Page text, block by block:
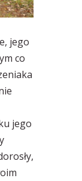
jego
co
jego